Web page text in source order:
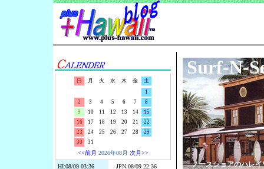
日 月 火 水 木 金
土
1
2
3 4 5 6 7
8
9
10 11 12 13 14
15
16
17 18 19 20 21
22
23
24 25 26 27 28
29
30
31
<<前月 2026年08月 次月>>
Surf-N-
ノースショアのハレ